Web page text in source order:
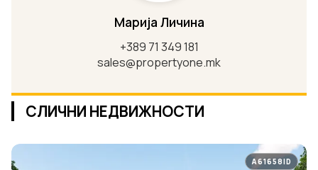
Марија Личина
+389 71 349 181
sales@propertyone.mk
СЛИЧНИ НЕДВИЖНОСТИ
A61658ID